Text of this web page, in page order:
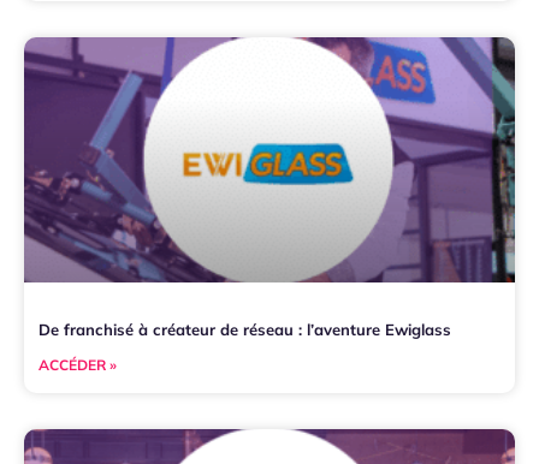
De franchisé à créateur de réseau : l’aventure Ewiglass
ACCÉDER »